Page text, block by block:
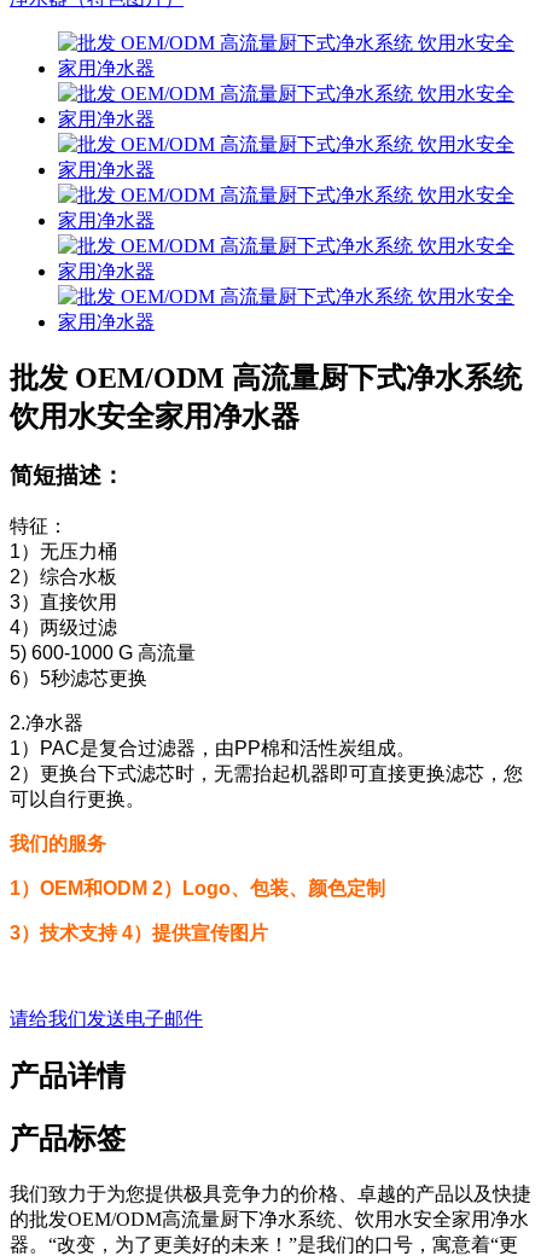
批发 OEM/ODM 高流量厨下式净水系统
饮用水安全家用净水器
简短描述：
特征：
1）无压力桶
2）综合水板
3）直接饮用
4）两级过滤
5) 600-1000 G 高流量
6）5秒滤芯更换
2.净水器
1）PAC是复合过滤器，由PP棉和活性炭组成。
2）更换台下式滤芯时，无需抬起机器即可直接更换滤芯，您
可以自行更换。
我们的服务
1）OEM和ODM 2）Logo、包装、颜色定制
3）技术支持 4）提供宣传图片
请给我们发送电子邮件
产品详情
产品标签
我们致力于为您提供极具竞争力的价格、卓越的产品以及快捷
的批发OEM/ODM高流量厨下净水系统、饮用水安全家用净水
器。“改变，为了更美好的未来！”是我们的口号，寓意着“更